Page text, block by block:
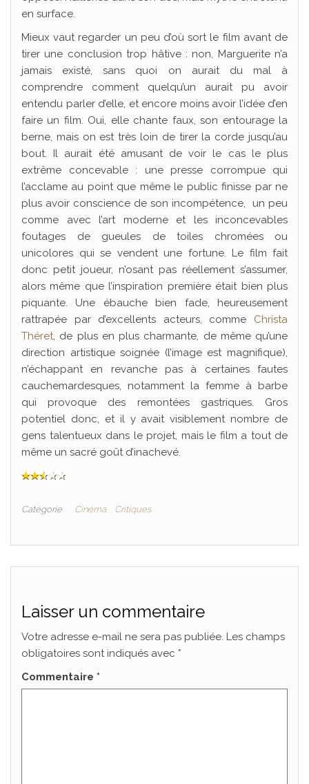
en surface.
Mieux vaut regarder un peu d’où sort le film avant de
tirer une conclusion trop hâtive : non, Marguerite n’a
jamais existé, sans quoi on aurait du mal à
comprendre comment quelqu’un aurait pu avoir
entendu parler d’elle, et encore moins avoir l’idée d’en
faire un film. Oui, elle chante faux, son entourage la
berne, mais on est très loin de tirer la corde jusqu’au
bout. Il aurait été amusant de voir le cas le plus
extrême concevable : une presse corrompue qui
l’acclame au point que même le public finisse par ne
plus avoir conscience de son incompétence, un peu
comme avec l’art moderne et les inconcevables
foutages de gueules de toiles chromées ou
unicolores qui se vendent une fortune. Le film fait
donc petit joueur, n’osant pas réellement s’assumer,
alors même que l’inspiration première était bien plus
piquante. Une ébauche bien fade, heureusement
rattrapée par d’excellents acteurs, comme Christa
Théret, de plus en plus charmante, de même qu’une
direction artistique soignée (l’image est magnifique),
n’échappant en revanche pas à certaines fautes
cauchemardesques, notamment la femme à barbe
qui provoque des remontées gastriques. Gros
potentiel donc, et il y avait visiblement nombre de
gens talentueux dans le projet, mais le film a tout de
même un sacré goût d’inachevé.
Catégorie Cinéma Critiques
Laisser un commentaire
Votre adresse e-mail ne sera pas publiée. Les champs
obligatoires sont indiqués avec *
Commentaire *